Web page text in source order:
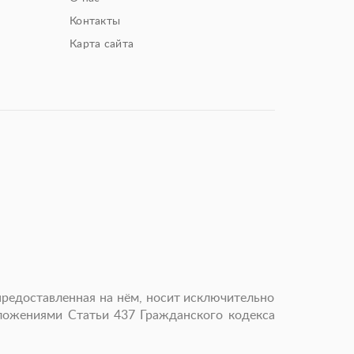
Контакты
Карта сайта
на нём, носит исключительно
Статьи 437 Гражданского кодекса